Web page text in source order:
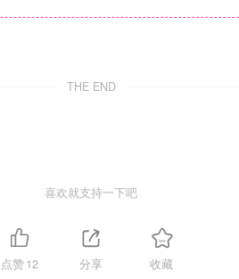
THE END
喜欢就支持一下吧
点赞12 分享 收藏